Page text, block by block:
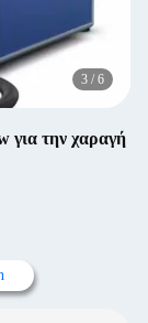
3 / 6
για την χαραγή